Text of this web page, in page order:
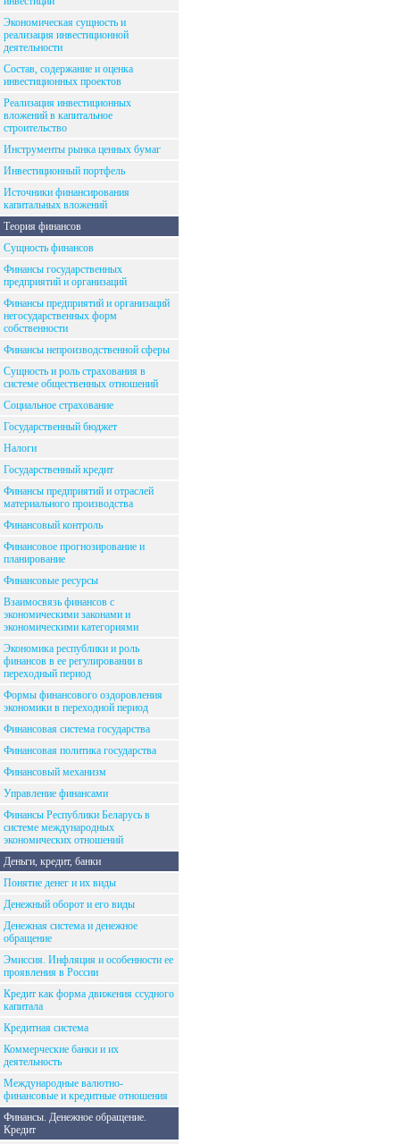
Экономическая сущность и
реализация инвестиционной
деятельности
Состав, содержание и оценка
инвестиционных проектов
Реализация инвестиционных
вложений в капитальное
строительство
Инструменты рынка ценных бумаг
Инвестиционный портфель
Источники финансирования
капитальных вложений
Теория финансов
Сущность финансов
Финансы государственных
предприятий и организаций
Финансы предприятий и организаций
негосударственных форм
собственности
Финансы непроизводственной сферы
Сущность и роль страхования в
системе общественных отношений
Социальное страхование
Государственный бюджет
Налоги
Государственный кредит
Финансы предприятий и отраслей
материального производства
Финансовый контроль
Финансовое прогнозирование и
планирование
Финансовые ресурсы
Взаимосвязь финансов с
экономическими законами и
экономическими категориями
Экономика республики и роль
финансов в ее регулировании в
переходный период
Формы финансового оздоровления
экономики в переходной период
Финансовая система государства
Финансовая политика государства
Финансовый механизм
Управление финансами
Финансы Республики Беларусь в
системе международных
экономических отношений
Деньги, кредит, банки
Понятие денег и их виды
Денежный оборот и его виды
Денежная система и денежное
обращение
Эмиссия. Инфляция и особенности ее
проявления в России
Кредит как форма движения ссудного
капитала
Кредитная система
Коммерческие банки и их
деятельность
Международные валютно-
финансовые и кредитные отношения
Финансы. Денежное обращение.
Кредит